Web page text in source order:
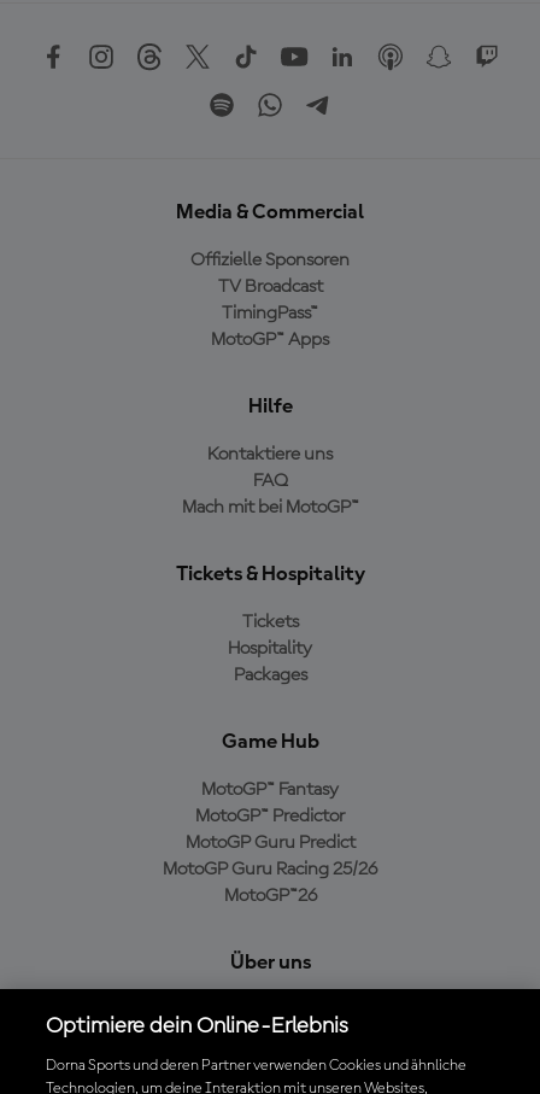
Media & Commercial
Offizielle Sponsoren
TV Broadcast
TimingPass™
MotoGP™ Apps
Hilfe
Kontaktiere uns
FAQ
Mach mit bei MotoGP™
Tickets & Hospitality
Tickets
Hospitality
Packages
Game Hub
MotoGP™ Fantasy
MotoGP™ Predictor
MotoGP Guru Predict
MotoGP Guru Racing 25/26
MotoGP™26
Über uns
Cookie-Richtlinien
Geschäftsbedingungen
Optimiere dein Online-Erlebnis
Dorna Sports und deren Partner verwenden Cookies und ähnliche
Technologien, um deine Interaktion mit unseren Websites,